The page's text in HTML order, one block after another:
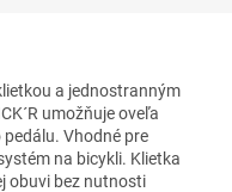
a jednostranným
umožňuje oveľa
Vhodné pre
na bicykli. Klietka
obuvi bez nutnosti